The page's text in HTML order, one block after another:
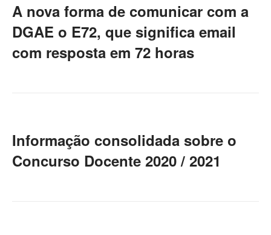
A nova forma de comunicar com a
DGAE o E72, que significa email
com resposta em 72 horas
Informação consolidada sobre o
Concurso Docente 2020 / 2021